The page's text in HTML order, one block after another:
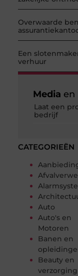
Overwaarde
Een
verhuur
CATEGORIEËN
Auto
Auto's en
Motoren
Banen en
Beauty en
verzorging
Media en
Laat een
bedrijf